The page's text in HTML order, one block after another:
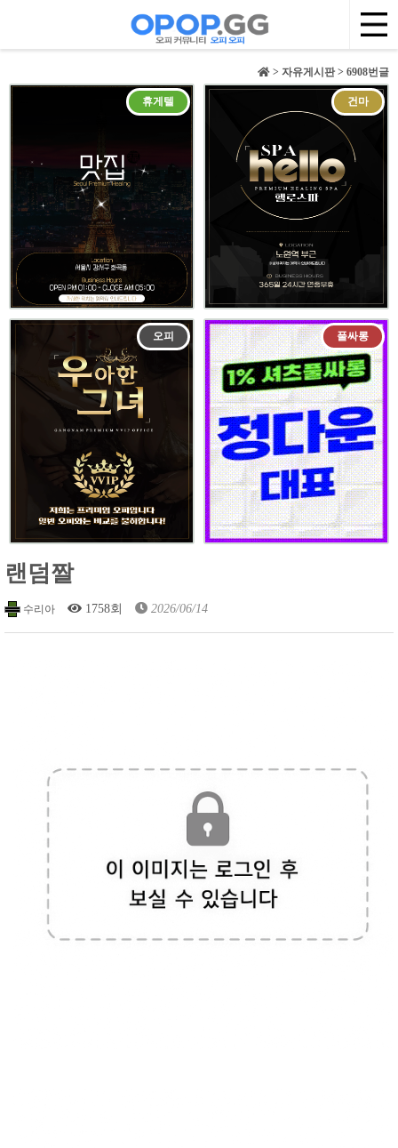
> 자유게시판 > 6908번글
휴게텔 건마
오피 풀싸롱
랜덤짤
수리아 1758회 2026/06/14